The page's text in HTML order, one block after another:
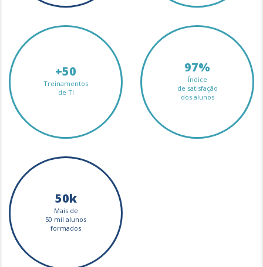
+50
Treinamentos
de TI
97%
Índice
de satisfação
dos alunos
50k
Mais de
50 mil alunos
formados